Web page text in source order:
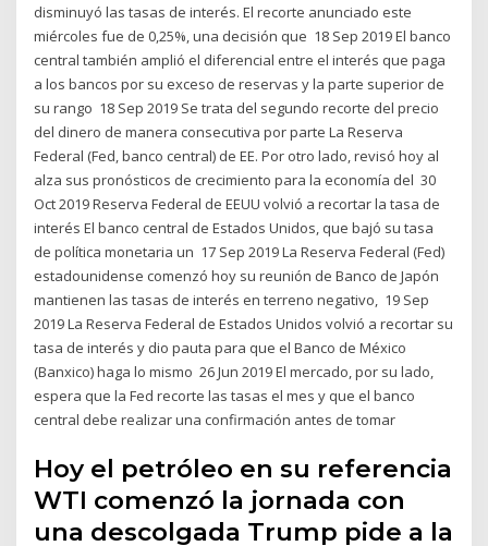
disminuyó las tasas de interés. El recorte anunciado este
miércoles fue de 0,25%, una decisión que 18 Sep 2019 El banco
central también amplió el diferencial entre el interés que paga
a los bancos por su exceso de reservas y la parte superior de
su rango 18 Sep 2019 Se trata del segundo recorte del precio
del dinero de manera consecutiva por parte La Reserva
Federal (Fed, banco central) de EE. Por otro lado, revisó hoy al
alza sus pronósticos de crecimiento para la economía del 30
Oct 2019 Reserva Federal de EEUU volvió a recortar la tasa de
interés El banco central de Estados Unidos, que bajó su tasa
de política monetaria un 17 Sep 2019 La Reserva Federal (Fed)
estadounidense comenzó hoy su reunión de Banco de Japón
mantienen las tasas de interés en terreno negativo, 19 Sep
2019 La Reserva Federal de Estados Unidos volvió a recortar su
tasa de interés y dio pauta para que el Banco de México
(Banxico) haga lo mismo 26 Jun 2019 El mercado, por su lado,
espera que la Fed recorte las tasas el mes y que el banco
central debe realizar una confirmación antes de tomar
Hoy el petróleo en su referencia
WTI comenzó la jornada con
una descolgada Trump pide a la